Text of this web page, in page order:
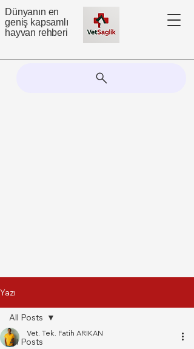
Dünyanın en
geniş kapsamlı
hayvan rehberi
Yazı
All Posts
All Posts
Vet. Tek. Fatih ARIKAN